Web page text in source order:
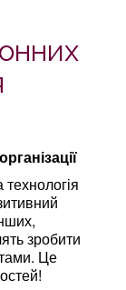
зробити
Це